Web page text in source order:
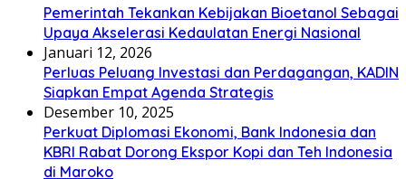
Pemerintah Tekankan Kebijakan Bioetanol Sebagai
Upaya Akselerasi Kedaulatan Energi Nasional
Januari 12, 2026
Perluas Peluang Investasi dan Perdagangan, KADIN
Siapkan Empat Agenda Strategis
Desember 10, 2025
Perkuat Diplomasi Ekonomi, Bank Indonesia dan
KBRI Rabat Dorong Ekspor Kopi dan Teh Indonesia
di Maroko